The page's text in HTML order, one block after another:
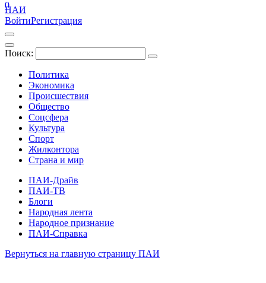
ПАИ
ВойтиРегистрация
Поиск:
Политика
Экономика
Происшествия
Общество
Соцсфера
Культура
Спорт
Жилконтора
Страна и мир
ПАИ-Драйв
ПАИ-ТВ
Блоги
Народная лента
Народное признание
ПАИ-Справка
0
Вернуться на главную страницу ПАИ